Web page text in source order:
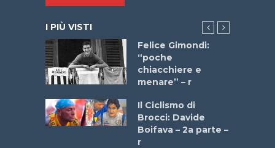
I PIÙ VISTI
Felice Gimondi:
“poche
chiacchiere e
menare” – r
Il Ciclismo di
Brocci: Davide
Boifava – 2a parte –
r